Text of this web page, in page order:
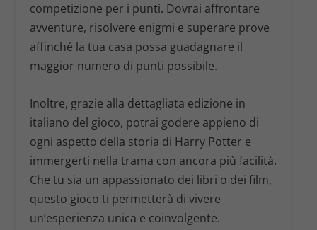
competizione per i punti. Dovrai affrontare
avventure, risolvere enigmi e superare prove
affinché la tua casa possa guadagnare il
maggior numero di punti possibile.
Inoltre, grazie alla dettagliata edizione in
italiano del gioco, potrai godere appieno di
ogni aspetto della storia di Harry Potter e
immergerti nella trama con ancora più facilità.
Che tu sia un appassionato dei libri o dei film,
questo gioco ti permetterà di vivere
un’esperienza unica e coinvolgente.